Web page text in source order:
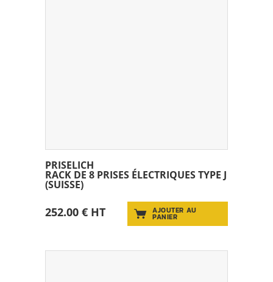
PRISELICH
RACK DE 8 PRISES ÉLECTRIQUES TYPE J
(SUISSE)
252.00 € HT AJOUTER AU
PANIER